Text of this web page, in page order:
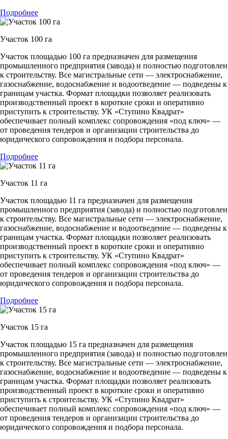
Подробнее
Участок 100 га
Участок площадью 100 га предназначен для размещения
промышленного предприятия (завода) и полностью подготовлен
к строительству. Все магистральные сети — электроснабжение,
газоснабжение, водоснабжение и водоотведение — подведены к
границам участка. Формат площадки позволяет реализовать
производственный проект в короткие сроки и оперативно
приступить к строительству. УК «Ступино Квадрат»
обеспечивает полный комплекс сопровождения «под ключ» —
от проведения тендеров и организации строительства до
юридического сопровождения и подбора персонала.
Подробнее
Участок 11 га
Участок площадью 11 га предназначен для размещения
промышленного предприятия (завода) и полностью подготовлен
к строительству. Все магистральные сети — электроснабжение,
газоснабжение, водоснабжение и водоотведение — подведены к
границам участка. Формат площадки позволяет реализовать
производственный проект в короткие сроки и оперативно
приступить к строительству. УК «Ступино Квадрат»
обеспечивает полный комплекс сопровождения «под ключ» —
от проведения тендеров и организации строительства до
юридического сопровождения и подбора персонала.
Подробнее
Участок 15 га
Участок площадью 15 га предназначен для размещения
промышленного предприятия (завода) и полностью подготовлен
к строительству. Все магистральные сети — электроснабжение,
газоснабжение, водоснабжение и водоотведение — подведены к
границам участка. Формат площадки позволяет реализовать
производственный проект в короткие сроки и оперативно
приступить к строительству. УК «Ступино Квадрат»
обеспечивает полный комплекс сопровождения «под ключ» —
от проведения тендеров и организации строительства до
юридического сопровождения и подбора персонала.